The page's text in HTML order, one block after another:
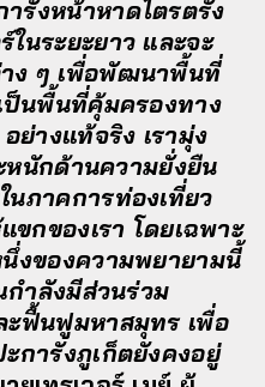
รังหน้าหาดไตรตรัง
นระยะยาว และจะ
ง ๆ เพื่อพัฒนาพื้นที่
ป็นพื้นที่คุ้มครองทาง
ย่างแท้จริง เรามุ่ง
หนักด้านความยั่งยืน
ภาคการท่องเที่ยว
ขกของเรา โดยเฉพาะ
งของความพยายามนี้
ำลังมีส่วนร่วม
ะฟื้นฟูมหาสมุทร เพื่อ
การังภูเก็ตยังคงอยู่